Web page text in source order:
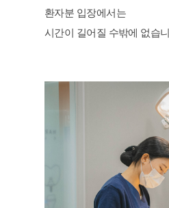
환자분 입장에서는
시간이 길어질 수밖에 없습